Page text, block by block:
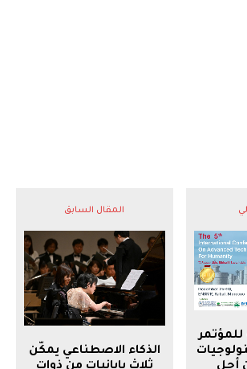
المقال السابق
الذكاء الاصطناعي يمكّن
ثلاث يابانيات من ذوات
للمؤتمر